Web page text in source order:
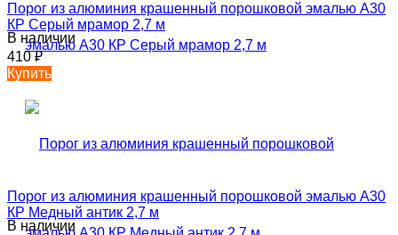
Порог из алюминия крашенный порошковой эмалью А30
КР Серый мрамор 2,7 м
В наличии
410₽
Купить
Порог из алюминия крашенный порошковой эмалью А30
КР Медный антик 2,7 м
В наличии